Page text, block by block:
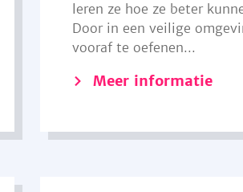
leren ze hoe ze beter
Door in een veilige
vooraf te oefenen...
Meer informatie